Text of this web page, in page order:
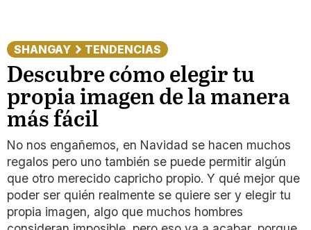
SHANGAY TENDENCIAS
Descubre cómo elegir tu
propia imagen de la manera
más fácil
No nos engañemos, en Navidad se hacen muchos
regalos pero uno también se puede permitir algún
que otro merecido capricho propio. Y qué mejor que
poder ser quién realmente se quiere ser y elegir tu
propia imagen, algo que muchos hombres